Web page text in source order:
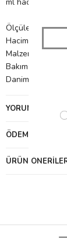
ml hacimlidir.
Ölçüler: 11.4 x
Hacim: 530 ml
Malzeme:
Bakım: Elde
Danimarka'dan
YORUMLAR
ÖDEME
ÜRÜN